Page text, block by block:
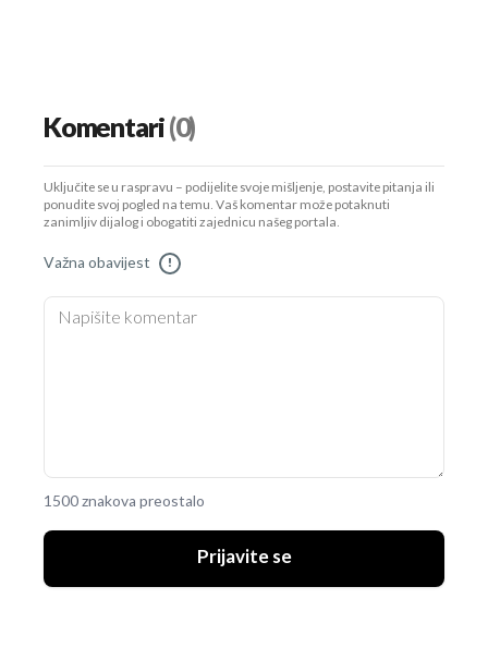
Komentari(0)
Uključite se u raspravu – podijelite svoje mišljenje, postavite pitanja ili
ponudite svoj pogled na temu. Vaš komentar može potaknuti
zanimljiv dijalog i obogatiti zajednicu našeg portala.
Važna obavijest !
1500 znakova preostalo
Prijavite se